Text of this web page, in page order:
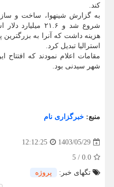
کند.
به گزارش شینهوا، ساخت و ساز
هزینه داشت که آنرا به
استرالیا تبدیل کرد.
مقامات اعلام نمودند که
شهر سیدنی بود.
منبع: خبرگزاری نام
1403/05/29
12:12:25
0.0
/
5
تگهای خبر:
پروژه